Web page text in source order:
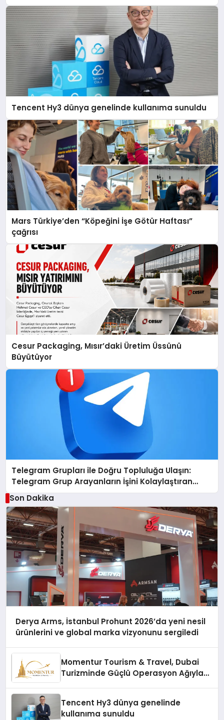
Tencent Hy3 dünya genelinde kullanıma sunuldu
Mars Türkiye’den “Köpeğini İşe Götür Haftası”
çağrısı
Cesur Packaging, Mısır’daki Üretim Üssünü
Büyütüyor
Telegram Grupları ile Doğru Topluluğa Ulaşın:
Telegram Grup Arayanların İşini Kolaylaştıran
Çözüm
Son Dakika
Derya Arms, İstanbul Prohunt 2026’da yeni nesil
ürünlerini ve global marka vizyonunu sergiledi
Momentur Tourism & Travel, Dubai
Turizminde Güçlü Operasyon Ağıyla
Tencent Hy3 dünya genelinde
kullanıma sunuldu